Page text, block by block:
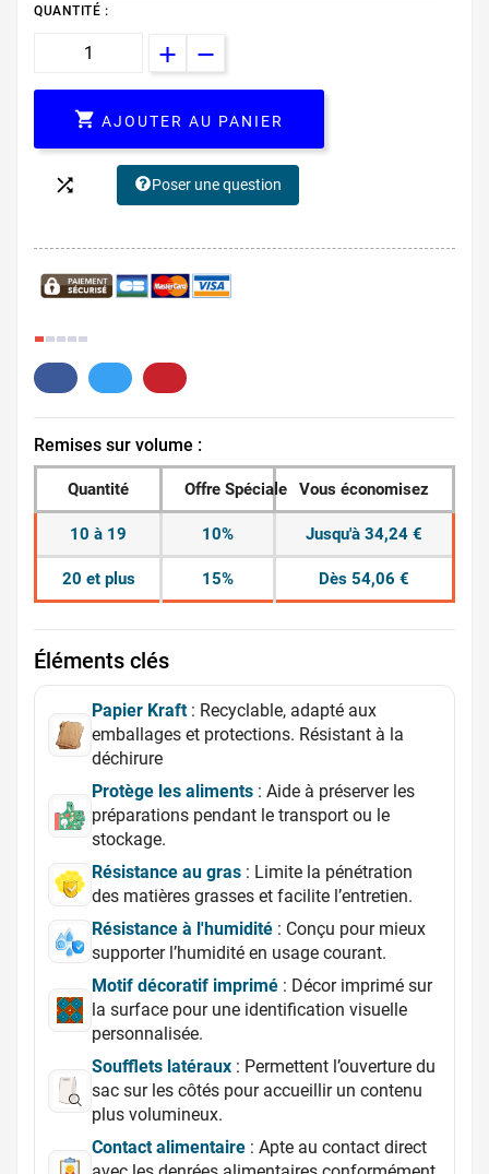
QUANTITÉ :
 AJOUTER AU PANIER
 Poser une question
Remises sur volume :
Quantité Offre Spéciale Vous économisez
10 à 19 10% Jusqu'à 34,24 €
20 et plus 15% Dès 54,06 €
Éléments clés
Papier Kraft: Recyclable, adapté aux
emballages et protections. Résistant à la
déchirure
Protège les aliments : Aide à préserver les
préparations pendant le transport ou le
stockage.
Résistance au gras : Limite la pénétration
des matières grasses et facilite l’entretien.
Résistance à l'humidité : Conçu pour mieux
supporter l’humidité en usage courant.
Motif décoratif imprimé : Décor imprimé sur
la surface pour une identification visuelle
personnalisée.
Soufflets latéraux : Permettent l’ouverture du
sac sur les côtés pour accueillir un contenu
plus volumineux.
Contact alimentaire : Apte au contact direct